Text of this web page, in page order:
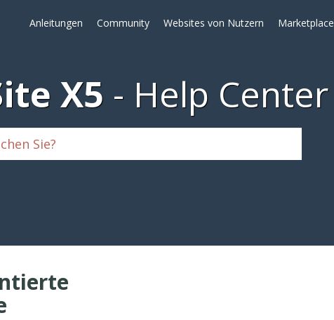
Anleitungen Community Websites von Nutzern Marketplace
X5 Help Center